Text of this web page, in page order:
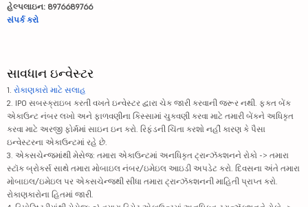
હેલ્પલાઇન: 8976689766
સંપર્ક કરો
સાવધાન ઇન્વેસ્ટર
1. રોકાણકારો માટે સલાહ
2. IPO સબસ્ક્રાઇબ કરતી વખતે ઇન્વેસ્ટર દ્વારા ચેક જારી કરવાની જરૂર નથી. ફક્ત બેંક
એકાઉન્ટ નંબર લખો અને ફાળવણીના કિસ્સામાં ચુકવણી કરવા માટે તમારી બેંકને અધિકૃત
કરવા માટે અરજી ફોર્મમાં સાઇન ઇન કરો. રિફંડની ચિંતા કરશો નહીં કારણ કે પૈસા
ઇન્વેસ્ટરના એકાઉન્ટમાં રહે છે.
3. એક્સચેન્જમાંથી મેસેજ: તમારા એકાઉન્ટમાં અનધિકૃત ટ્રાન્ઝૅક્શનને રોકો -> તમારા
સ્ટૉક બ્રોકર્સ સાથે તમારા મોબાઇલ નંબર/ઇમેઇલ આઇડી અપડેટ કરો. દિવસના અંતે તમારા
મોબાઇલ/ઇમેઇલ પર એક્સચેન્જથી સીધા તમારા ટ્રાન્ઝૅક્શનની માહિતી પ્રાપ્ત કરો.
રોકાણકારોના હિતમાં જારી.